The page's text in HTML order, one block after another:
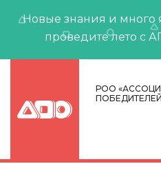
Новые знания и много
проведите лето с
РОО